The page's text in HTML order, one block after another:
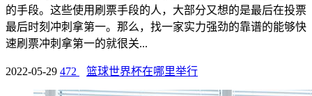
的手段。这些使用刷票手段的人，大部分又想的是最后在投票
最后时刻冲刺拿第一。那么，找一家实力强劲的靠谱的能够快
速刷票冲刺拿第一的就很关...
2022-05-29 472 篮球世界杯在哪里举行